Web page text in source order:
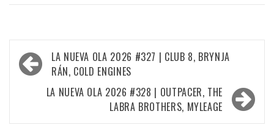
Navegación
de
entradas
LA NUEVA OLA 2026 #327 | CLUB 8, BRYNJA
RÁN, COLD ENGINES
LA NUEVA OLA 2026 #328 | OUTPACER, THE
LABRA BROTHERS, MYLEAGE